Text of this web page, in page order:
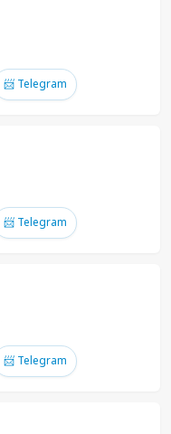
📨 Telegram
📨 Telegram
📨 Telegram